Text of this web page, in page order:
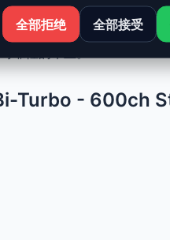
1 升级结合了性能、安全
靠性的车主。
Turbo - 600ch
全部拒绝 全部接受